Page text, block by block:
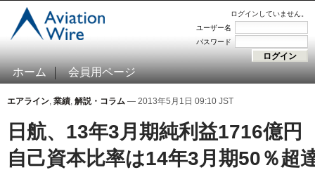
ログインしていません。
ユーザー名
パスワード
ホーム 会員用ページ
エアライン, 業績, 解説・コラム — 2013年5月1日 09:10 JST
日航、13年3月期純利益1716億
自己資本比率は14年3月期50％超